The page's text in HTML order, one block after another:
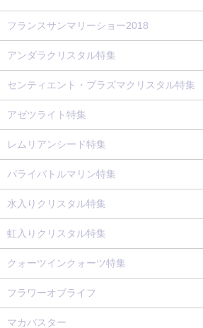
フランスサンマリーショー2018
アンダラクリスタル特集
センティエント・プラズマクリスタル特集
アゼツライト特集
レムリアンシード特集
パライバトルマリン特集
水入りクリスタル特集
虹入りクリスタル特集
クォーツインクォーツ特集
フラワーオブライフ
マカバスター